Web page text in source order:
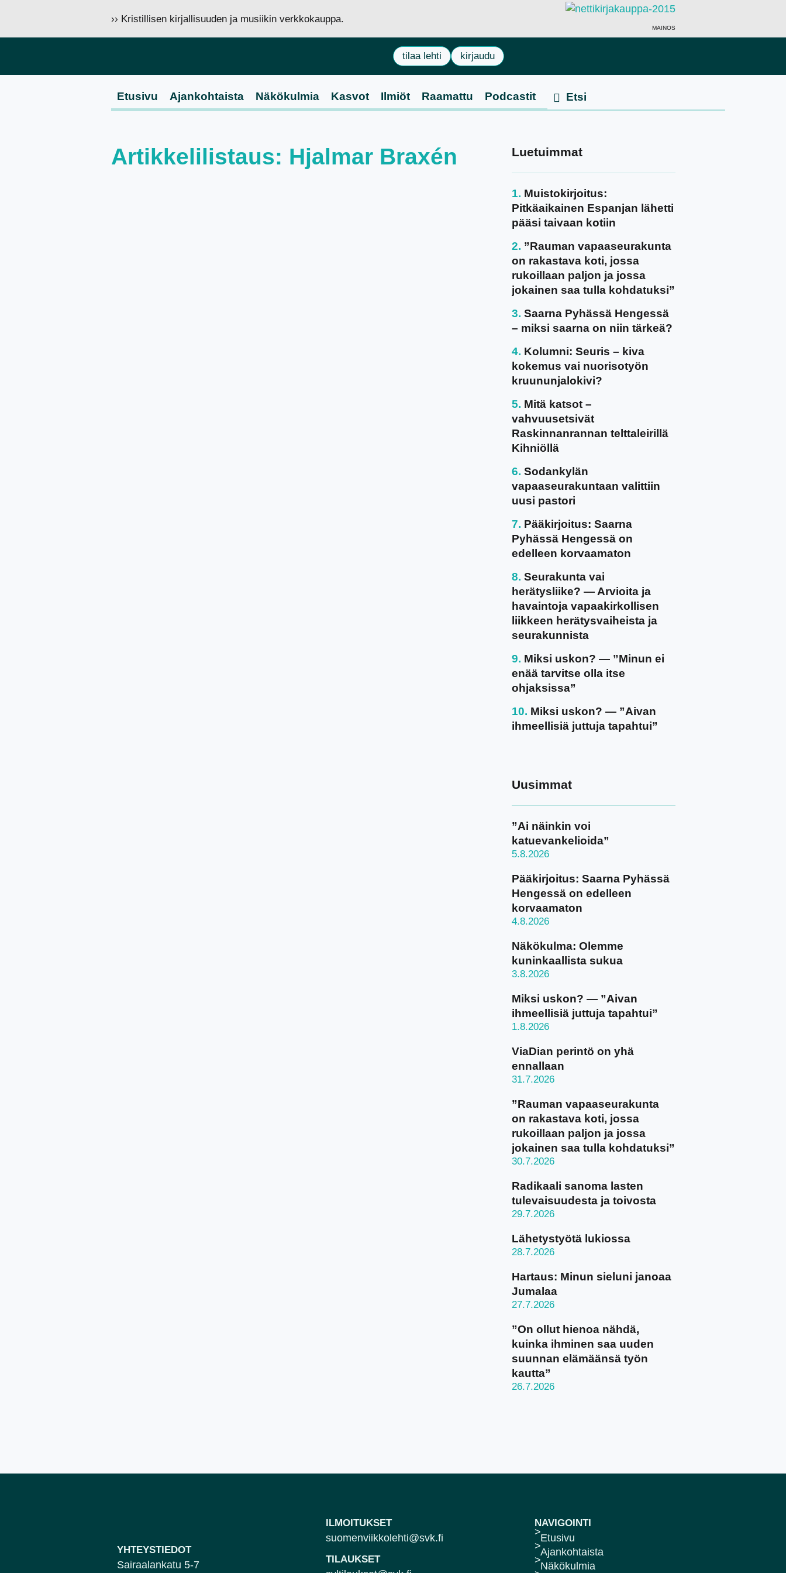
›› Kristillisen kirjallisuuden ja musiikin verkkokauppa.
MAINOS
tilaa lehti kirjaudu
Etusivu Ajankohtaista Näkökulmia Kasvot Ilmiöt Raamattu Podcastit
Artikkelilistaus: Hjalmar Braxén Luetuimmat
Muistokirjoitus:
Pitkäaikainen Espanjan lähetti
pääsi taivaan kotiin
”Rauman vapaaseurakunta
on rakastava koti, jossa
rukoillaan paljon ja jossa
jokainen saa tulla kohdatuksi”
Saarna Pyhässä Hengessä
– miksi saarna on niin tärkeä?
Kolumni: Seuris – kiva
kokemus vai nuorisotyön
kruununjalokivi?
Mitä katsot –
vahvuusetsivät
Raskinnanrannan telttaleirillä
Kihniöllä
Sodankylän
vapaaseurakuntaan valittiin
uusi pastori
Pääkirjoitus: Saarna
Pyhässä Hengessä on
edelleen korvaamaton
Seurakunta vai
herätysliike? — Arvioita ja
havaintoja vapaakirkollisen
liikkeen herätysvaiheista ja
seurakunnista
Miksi uskon? — ”Minun ei
enää tarvitse olla itse
ohjaksissa”
Miksi uskon? — ”Aivan
ihmeellisiä juttuja tapahtui”
Uusimmat
”Ai näinkin voi
katuevankelioida”
5.8.2026
Pääkirjoitus: Saarna Pyhässä
Hengessä on edelleen
korvaamaton
4.8.2026
Näkökulma: Olemme
kuninkaallista sukua
3.8.2026
Miksi uskon? — ”Aivan
ihmeellisiä juttuja tapahtui”
1.8.2026
ViaDian perintö on yhä
ennallaan
31.7.2026
”Rauman vapaaseurakunta
on rakastava koti, jossa
rukoillaan paljon ja jossa
jokainen saa tulla kohdatuksi”
30.7.2026
Radikaali sanoma lasten
tulevaisuudesta ja toivosta
29.7.2026
Lähetystyötä lukiossa
28.7.2026
Hartaus: Minun sieluni janoaa
Jumalaa
27.7.2026
”On ollut hienoa nähdä,
kuinka ihminen saa uuden
suunnan elämäänsä työn
kautta”
26.7.2026
YHTEYSTIEDOT
Sairaalankatu 5-7
ILMOITUKSET
suomenviikkolehti@svk.fi
TILAUKSET
NAVIGOINTI
Etusivu
Ajankohtaista
Näkökulmia